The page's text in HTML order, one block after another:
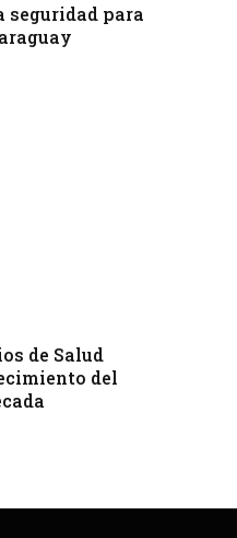
seguridad para
de Salud
del